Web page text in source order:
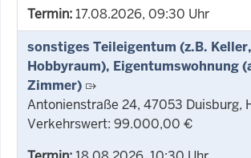
Termin:17.08.2026, 09:30 Uhr
sonstiges Teileigentum (z.B. Keller,
Hobbyraum), Eigentumswohnung
Zimmer)
Antonienstraße 24, 47053 Duisburg,
Verkehrswert: 99.000,00 €